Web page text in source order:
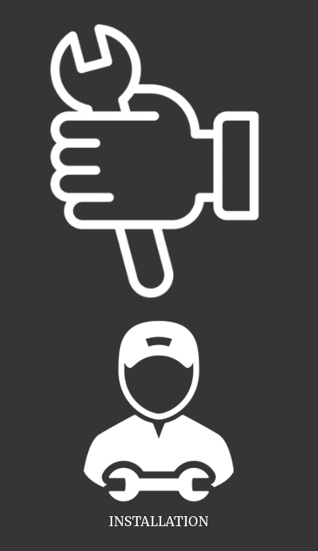
INSTALLATION